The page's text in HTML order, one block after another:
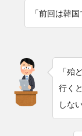
「前回は韓
「殆
行く
しな